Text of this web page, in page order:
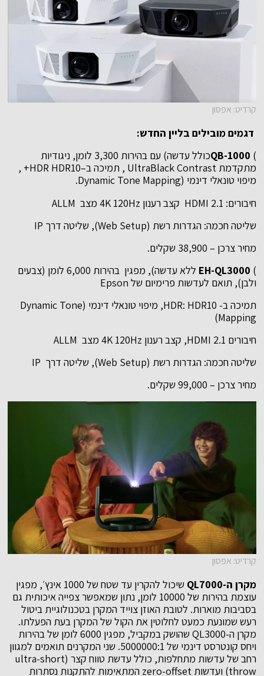
קרדיט: אפסון
דגמים מובילים בליין החדש:
)
QB-1000
כולל עדשה) עם בהירות 3,300 לומן, ניגודיות
מתקדמת UltraBlack Contrast , תמיכה ב–HDR HDR10+ ,
מיפוי טונאלי דינמי (Dynamic Tone Mapping.
חיבורים: HDMI 2.1 קצב רענון 4K 120Hz מצב ALLM
שליטה חכמה: הגדרות רשת (Web Setup), שליטה דרך IP
מחיר צרכן – 38,900 שקלים.
)
EH-QL3000
ללא עדשה), מפגין בהירות 6,000 לומן (צבעים
ולבן), תואם לעדשות פרימיום של Epson
תמיכה ב- HDR: HDR10, מיפוי טונאלי דינמי (Dynamic Tone
Mapping)
חיבורים HDMI 2.1, קצב רענון 4K 120Hz מצב ALLM
שליטה חכמה: הגדרות רשת (Web Setup), שליטה דרך IP
מחיר צרכן – 99,000 שקלים.
קרדיט: אפסון
מקרן ה-QL7000
שיכול להקרין עד שטח של 1000 אינץ׳, מפגין
עוצמת בהירות של 10000 לומן, נתון שמאפשר צפייה איכותית גם
בסביבות מוארות. לטובת האוזן צוייד המקרן בטכנולוגיית ביטול
רעש שמונעת כמעט לחלוטין את הקול של המקרן בעת הפעלתו.
מקרן ה-QL3000 שהושק במקביל, מפגין 6000 לומן של בהירות
ויחס קונטרסט דינמי של 5000000:1. שני המקרנים תואמים למגוון
רחב של עדשות מתחלפות, כולל עדשת טווח קצר (ultra-short
throw) ועדשות zero-offset המתאימות להתקנות נסתרות